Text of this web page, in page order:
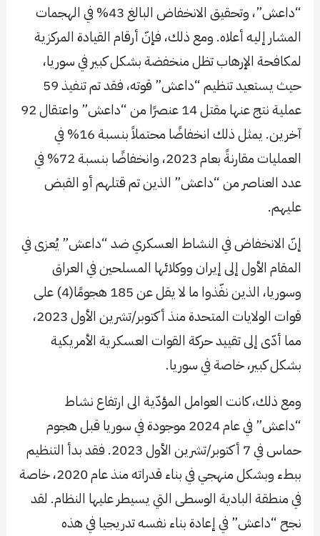
“داعش”، وتحقيق الانخفاض البالغ 43% في الهجمات
المشار إليه أعلاه. ومع ذلك، فإنّ أرقام القيادة المركزية
لمكافحة الإرهاب تظل منخفضة بشكل كبير في سوريا،
حيث يستعيد تنظيم “داعش” قوته، فقد تم تنفيذ 59
عملية نتج عنها مقتل 14 عنصرًا من “داعش” واعتقال 92
آخرين. يمثل ذلك انخفاضًا محتملاً بنسبة 16% في
العمليات مقارنةً بعام 2023، وانخفاضًا بنسبة 72% في
عدد العناصر من “داعش” الذين تم قتلهم أو القبض
عليهم.
إنّ الانخفاض في النشاط العسكري ضد “داعش” يُعزى في
المقام الأول إلى إيران ووكلائها المسلحين في العراق
وسوريا، الذين نفّذوا ما لا يقل عن 185 هجومًا(4) على
قوات الولايات المتحدة منذ أكتوبر/تشرين الأول 2023،
مما أدّى إلى تقييد حركة القوات العسكرية الأمريكية
بشكل كبير، خاصة في سوريا.
ومع ذلك، كانت العوامل المؤدّية الى ارتفاع نشاط
“داعش” في عام 2024 موجودة في سوريا قبل هجوم
حماس في 7 أكتوبر/تشرين الأول 2023. فقد بدأ التنظيم
ببطء وبشكل منهجي في بناء قدراته منذ عام 2020، خاصة
في منطقة البادية الوسطى التي يسيطر عليها النظام. لقد
نجح “داعش” في إعادة بناء نفسه تدريجيا في هذه